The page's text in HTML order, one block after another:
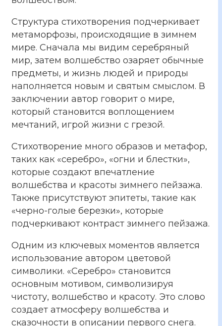
Структура стихотворения подчеркивает
метаморфозы, происходящие в зимнем
мире. Сначала мы видим серебряный
мир, затем волшебство озаряет обычные
предметы, и жизнь людей и природы
наполняется новым и святым смыслом. В
заключении автор говорит о мире,
который становится воплощением
мечтаний, игрой жизни с грезой.
Стихотворение много образов и метафор,
таких как «серебро», «огни и блестки»,
которые создают впечатление
волшебства и красоты зимнего пейзажа.
Также присутствуют эпитеты, такие как
«черно-голые березки», которые
подчеркивают контраст зимнего пейзажа.
Одним из ключевых моментов является
использование автором цветовой
символики. «Серебро» становится
основным мотивом, символизируя
чистоту, волшебство и красоту. Это слово
создает атмосферу волшебства и
сказочности в описании первого снега.